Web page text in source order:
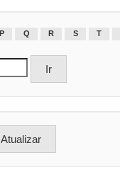
P Q R S T